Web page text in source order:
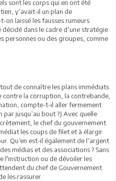
sont les corps qui en ont été
y’avait-il un plan de
on laissé les fausses rumeurs
dans le cadre d’une stratégie
personnes ou des groupes, comme
de connaître les plans immédiats
contre la corruption, la contrebande,
compte-t-il aller fermement
jusqu’au bout ?) Avec quelle
le chef du gouvernement
les coups de filet et à élargir
Qu’en est-il également de l’argent
médias et des associations ? Sans
l'instruction ou de dévoiler les
du chef de Gouvernement
les rassurer.